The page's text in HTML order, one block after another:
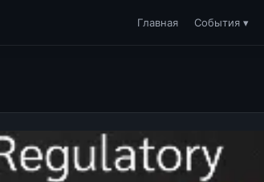
Главная События ▾